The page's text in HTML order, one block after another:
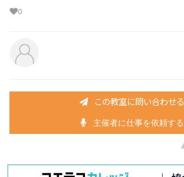
0
この教室に問い合わせる
主催者に仕事を依頼する